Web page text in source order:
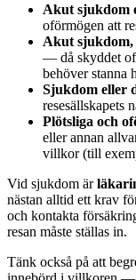
Akut sjukdom
oförmögen att
Akut sjukdom,
— då skyddet
behöver stanna
Sjukdom eller
resesällskapets
Plötsliga och
eller annan
villkor (till
Vid sjukdom är
nästan alltid ett krav
och kontakta
resan måste ställas in.
Tänk också på att